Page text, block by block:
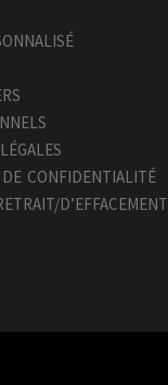
CONFIDENTIALITÉ
D’EFFACEMENT